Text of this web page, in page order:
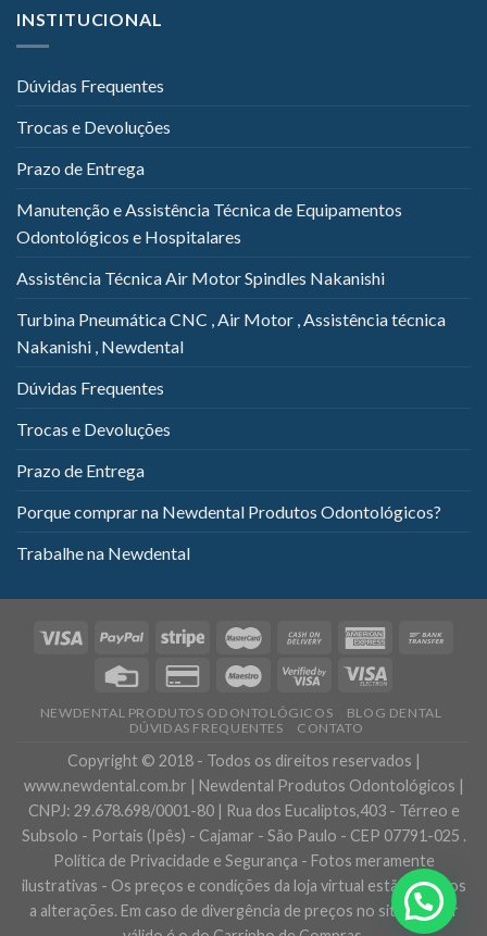
INSTITUCIONAL
Dúvidas Frequentes
Trocas e Devoluções
Prazo de Entrega
Manutenção e Assistência Técnica de Equipamentos
Odontológicos e Hospitalares
Assistência Técnica Air Motor Spindles Nakanishi
Turbina Pneumática CNC , Air Motor , Assistência técnica
Nakanishi , Newdental
Dúvidas Frequentes
Trocas e Devoluções
Prazo de Entrega
Porque comprar na Newdental Produtos Odontológicos?
Trabalhe na Newdental
NEWDENTAL PRODUTOS ODONTOLÓGICOS
BLOG DENTAL
DÚVIDAS FREQUENTES
CONTATO
Copyright © 2018 - Todos os direitos reservados |
www.newdental.com.br | Newdental Produtos Odontológicos |
CNPJ: 29.678.698/0001-80 | Rua dos Eucaliptos,403 - Térreo e
Subsolo - Portais (Ipês) - Cajamar - São Paulo - CEP 07791-025 .
Política de Privacidade e Segurança - Fotos meramente
ilustrativas - Os preços e condições da loja virtual estão sujeitos
a alterações. Em caso de divergência de preços no site, o valor
Precisa de ajuda?